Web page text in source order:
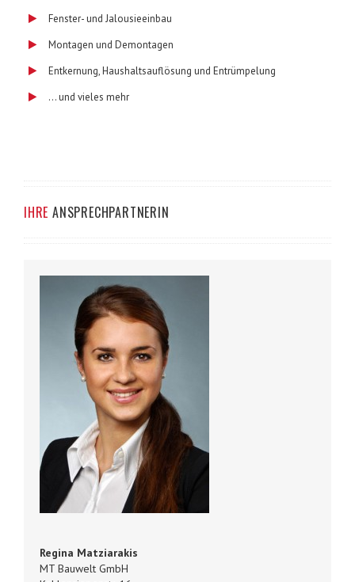
Fenster- und Jalousieeinbau
Montagen und Demontagen
Entkernung, Haushaltsauflösung und Entrümpelung
… und vieles mehr
IHRE ANSPRECHPARTNERIN
Regina Matziarakis
MT Bauwelt GmbH